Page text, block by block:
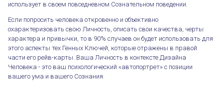
использует в своем повседневном Сознательном поведении.
Если попросить человека откровенно и объективно
охарактеризовать свою Личность, описать свои качества, черты
характера и привычки, то в 90% случаев он будет использовать для
этого аспекты тех Генных Ключей, которые отражены в правой
части его рейв-карты. Ваша Личность в контексте Дизайна
Человека - это ваш психологический «автопортрет» с позиции
вашего ума и вашего Сознания.